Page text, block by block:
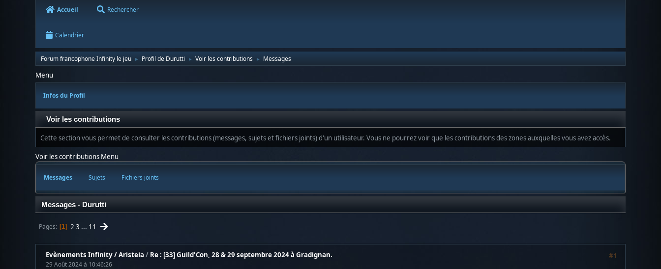
Accueil
Rechercher
Calendrier
Forum francophone Infinity le jeu ► Profil de Durutti ► Voir les contributions ► Messages
Menu
Infos du Profil
Voir les contributions
Cette section vous permet de consulter les contributions (messages, sujets et fichiers joints) d'un utilisateur. Vous ne pourrez voir que les contributions des zones auxquelles vous avez accès.
Voir les contributions Menu
Messages Sujets Fichiers joints
Messages - Durutti
Pages 1 2 3 ... 11
#1
Evènements Infinity / Aristeia / Re : [33] Guild'Con, 28 & 29 septembre 2024 à Gradignan.
29 Août 2024 à 10:46:26